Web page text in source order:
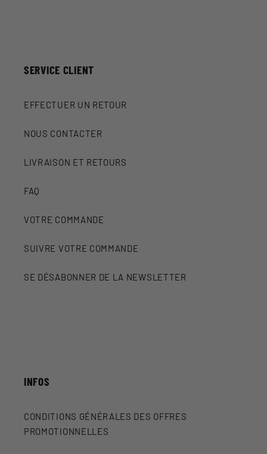
SERVICE CLIENT
EFFECTUER UN RETOUR
NOUS CONTACTER
LIVRAISON ET RETOURS
FAQ
VOTRE COMMANDE
SUIVRE VOTRE COMMANDE
SE DÉSABONNER DE LA NEWSLETTER
INFOS
CONDITIONS GÉNÉRALES DES OFFRES
PROMOTIONNELLES